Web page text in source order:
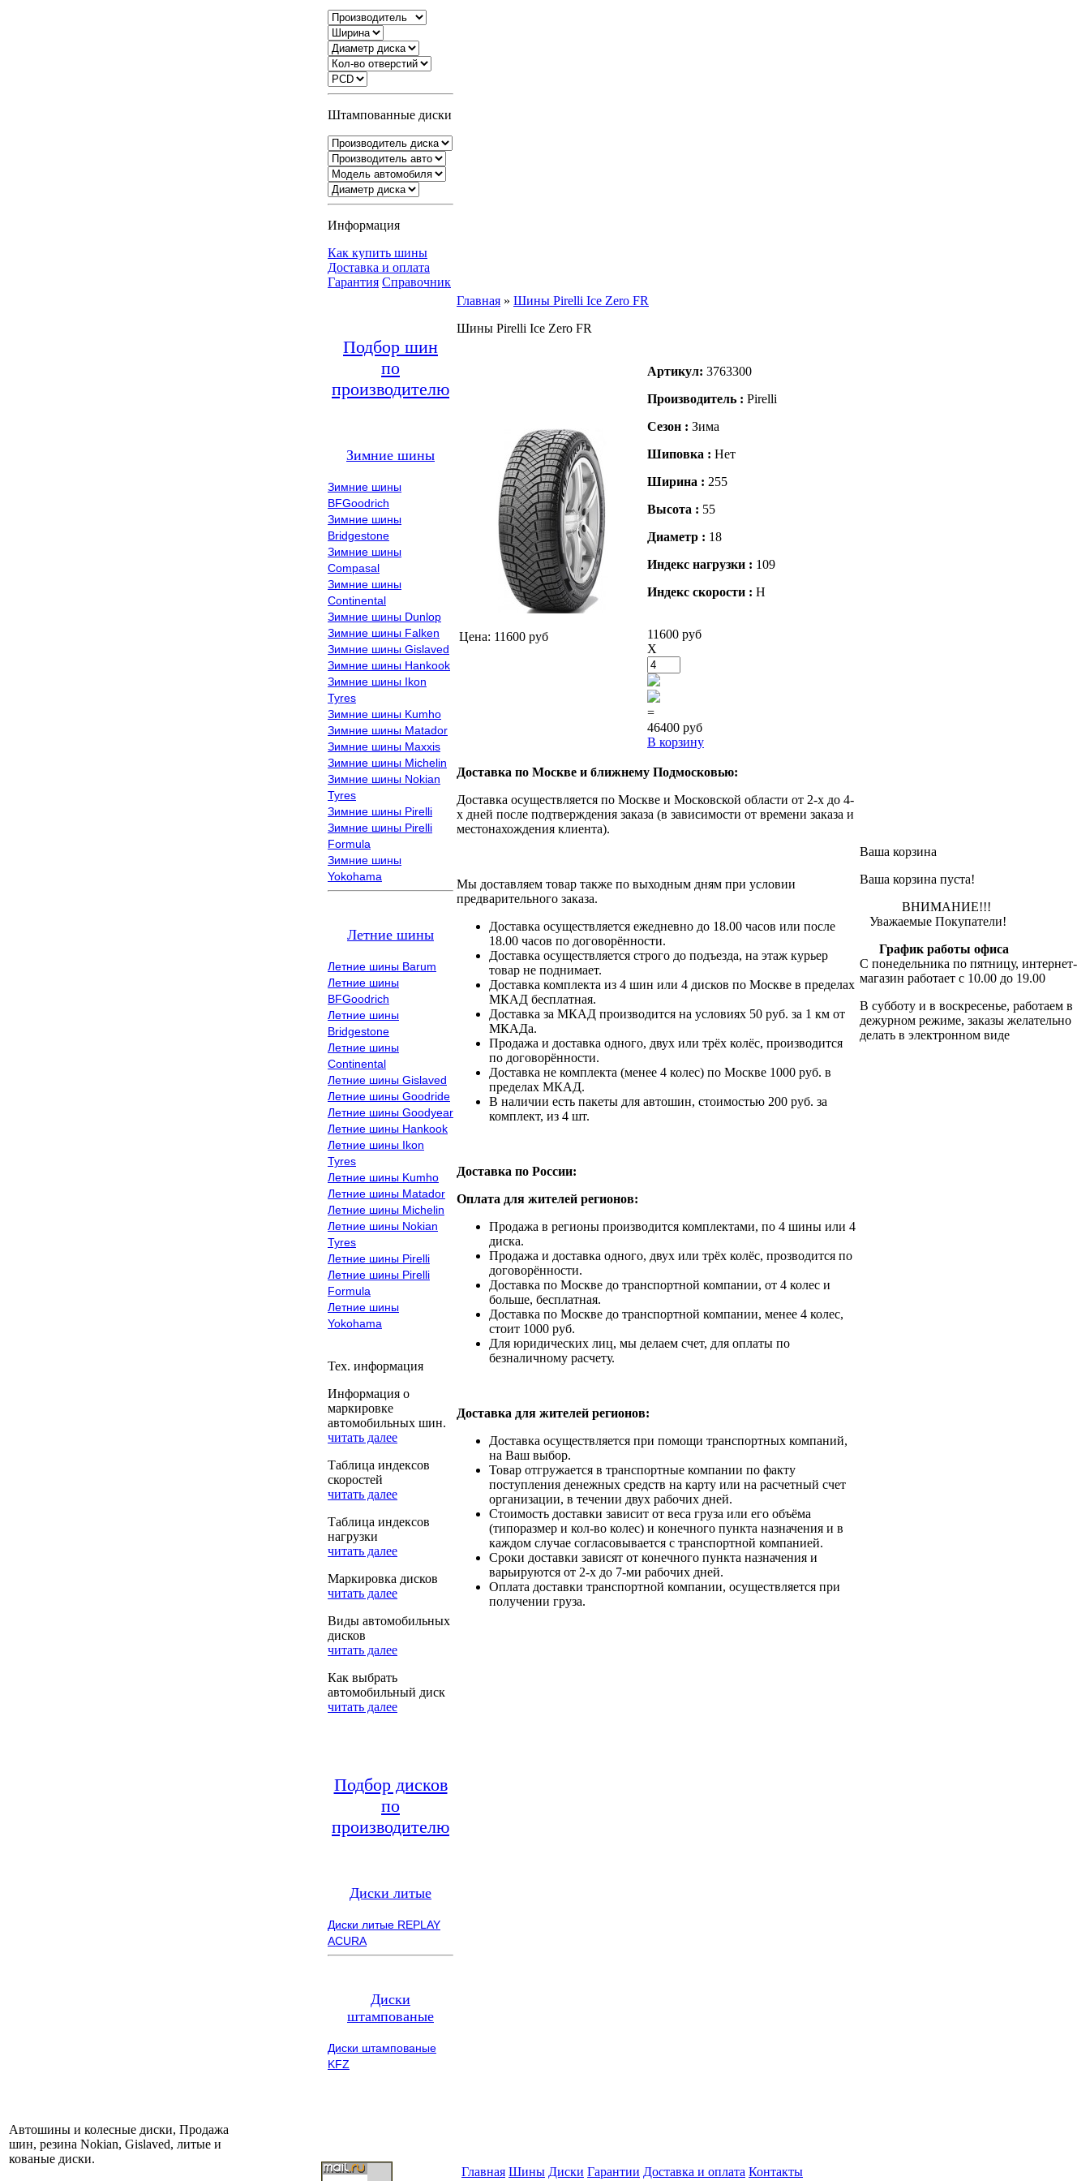
Штампованные диски
Информация
Как купить шины
Доставка и оплата
Гарантия Справочник
Подбор шин
по
производителю
Зимние шины
Зимние шины
BFGoodrich
Зимние шины
Bridgestone
Зимние шины
Compasal
Зимние шины
Continental
Зимние шины Dunlop
Зимние шины Falken
Зимние шины Gislaved
Зимние шины Hankook
Зимние шины Ikon
Tyres
Зимние шины Kumho
Зимние шины Matador
Зимние шины Maxxis
Зимние шины Michelin
Зимние шины Nokian
Tyres
Зимние шины Pirelli
Зимние шины Pirelli
Formula
Зимние шины
Yokohama
Летние шины
Летние шины Barum
Летние шины
BFGoodrich
Летние шины
Bridgestone
Летние шины
Continental
Летние шины Gislaved
Летние шины Goodride
Летние шины Goodyear
Летние шины Hankook
Летние шины Ikon
Tyres
Летние шины Kumho
Летние шины Matador
Летние шины Michelin
Летние шины Nokian
Tyres
Летние шины Pirelli
Летние шины Pirelli
Formula
Летние шины
Yokohama
Тех. информация
Информация о
маркировке
автомобильных шин.
читать далее
Таблица индексов
скоростей
читать далее
Таблица индексов
нагрузки
читать далее
Маркировка дисков
читать далее
Виды автомобильных
дисков
читать далее
Как выбрать
автомобильный диск
читать далее
Подбор дисков
по
производителю
Диски литые
Диски литые REPLAY
ACURA
Диски
штампованые
Диски штампованые
KFZ
Главная » Шины Pirelli Ice Zero FR
Шины Pirelli Ice Zero FR
Цена: 11600 руб
Артикул: 3763300
Производитель : Pirelli
Сезон : Зима
Шиповка : Нет
Ширина : 255
Высота : 55
Диаметр : 18
Индекс нагрузки : 109
Индекс скорости : H
11600 руб
X
=
46400 руб
В корзину
Доставка по Москве и ближнему Подмосковью:
Доставка осуществляется по Москве и Московской области от 2-х до 4-
х дней после подтверждения заказа (в зависимости от времени заказа и
местонахождения клиента).
Мы доставляем товар также по выходным дням при условии
предварительного заказа.
Доставка осуществляется ежедневно до 18.00 часов или после
18.00 часов по договорённости.
Доставка осуществляется строго до подъезда, на этаж курьер
товар не поднимает.
Доставка комплекта из 4 шин или 4 дисков по Москве в пределах
МКАД бесплатная.
Доставка за МКАД производится на условиях 50 руб. за 1 км от
МКАДа.
Продажа и доставка одного, двух или трёх колёс, производится
по договорённости.
Доставка не комплекта (менее 4 колес) по Москве 1000 руб. в
пределах МКАД.
В наличии есть пакеты для автошин, стоимостью 200 руб. за
комплект, из 4 шт.
Доставка по России:
Оплата для жителей регионов:
Продажа в регионы производится комплектами, по 4 шины или 4
диска.
Продажа и доставка одного, двух или трёх колёс, прозводится по
договорённости.
Доставка по Москве до транспортной компании, от 4 колес и
больше, бесплатная.
Доставка по Москве до транспортной компании, менее 4 колес,
стоит 1000 руб.
Для юридических лиц, мы делаем счет, для оплаты по
безналичному расчету.
Доставка для жителей регионов:
Доставка осуществляется при помощи транспортных компаний,
на Ваш выбор.
Товар отгружается в транспортные компании по факту
поступления денежных средств на карту или на расчетный счет
организации, в течении двух рабочих дней.
Стоимость доставки зависит от веса груза или его объёма
(типоразмер и кол-во колес) и конечного пункта назначения и в
каждом случае согласовывается с транспортной компанией.
Сроки доставки зависят от конечного пункта назначения и
варьируются от 2-х до 7-ми рабочих дней.
Оплата доставки транспортной компании, осуществляется при
получении груза.
Ваша корзина
Ваша корзина пуста!
ВНИМАНИЕ!!!
Уважаемые Покупатели!
График работы офиса
С понедельника по пятницу, интернет-
магазин работает с 10.00 до 19.00
В субботу и в воскресенье, работаем в
дежурном режиме, заказы желательно
делать в электронном виде
Автошины и колесные диски, Продажа
шин, резина Nokian, Gislaved, литые и
кованые диски.
Главная Шины Диски Гарантии Доставка и оплата Контакты